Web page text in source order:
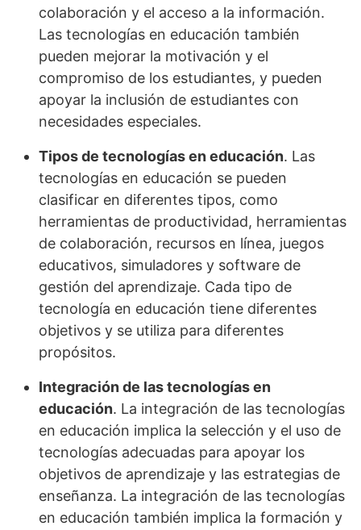
colaboración y el acceso a la información.
Las tecnologías en educación también
pueden mejorar la motivación y el
compromiso de los estudiantes, y pueden
apoyar la inclusión de estudiantes con
necesidades especiales.
Tipos de tecnologías en educación. Las
tecnologías en educación se pueden
clasificar en diferentes tipos, como
herramientas de productividad, herramientas
de colaboración, recursos en línea, juegos
educativos, simuladores y software de
gestión del aprendizaje. Cada tipo de
tecnología en educación tiene diferentes
objetivos y se utiliza para diferentes
propósitos.
Integración de las tecnologías en
educación. La integración de las tecnologías
en educación implica la selección y el uso de
tecnologías adecuadas para apoyar los
objetivos de aprendizaje y las estrategias de
enseñanza. La integración de las tecnologías
en educación también implica la formación y